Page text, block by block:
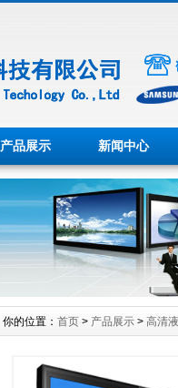
产品展示 新闻中心
你的位置： 首页 > 产品展示 > 高清